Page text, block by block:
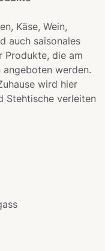
Käse, Wein,
auch saisonales
Produkte, die am
werden.
wird hier
Stehtische verleiten